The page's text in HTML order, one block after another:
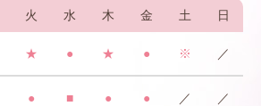
火 水 木 金 土 日
★ ● ★ ● ※ ／
● ■ ● ● ／ ／